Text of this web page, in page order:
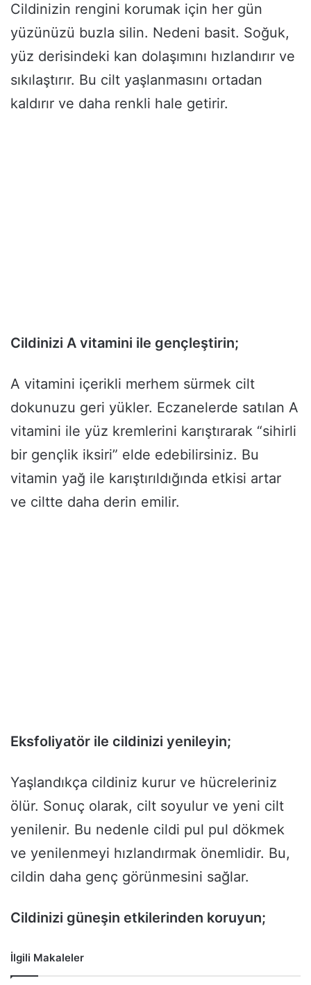
Cildinizin rengini korumak için her gün
yüzünüzü buzla silin. Nedeni basit. Soğuk,
yüz derisindeki kan dolaşımını hızlandırır ve
sıkılaştırır. Bu cilt yaşlanmasını ortadan
kaldırır ve daha renkli hale getirir.
Cildinizi A vitamini ile gençleştirin;
A vitamini içerikli merhem sürmek cilt
dokunuzu geri yükler. Eczanelerde satılan A
vitamini ile yüz kremlerini karıştırarak “sihirli
bir gençlik iksiri” elde edebilirsiniz. Bu
vitamin yağ ile karıştırıldığında etkisi artar
ve ciltte daha derin emilir.
Eksfoliyatör ile cildinizi yenileyin;
Yaşlandıkça cildiniz kurur ve hücreleriniz
ölür. Sonuç olarak, cilt soyulur ve yeni cilt
yenilenir. Bu nedenle cildi pul pul dökmek
ve yenilenmeyi hızlandırmak önemlidir. Bu,
cildin daha genç görünmesini sağlar.
Cildinizi güneşin etkilerinden koruyun;
İlgili Makaleler